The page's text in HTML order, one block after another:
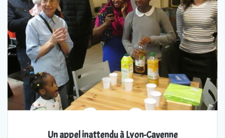
Un appel inattendu à Lyon-Cavenne